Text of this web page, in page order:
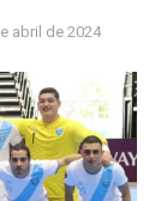
abril de 2024